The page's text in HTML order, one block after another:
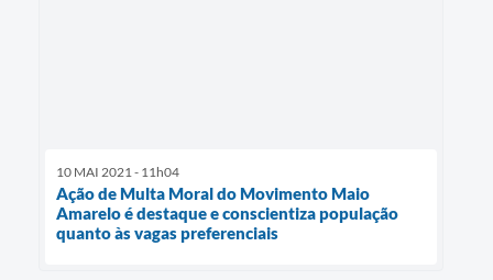
10 MAI 2021 - 11h04
Ação de Multa Moral do Movimento Maio
Amarelo é destaque e conscientiza população
quanto às vagas preferenciais